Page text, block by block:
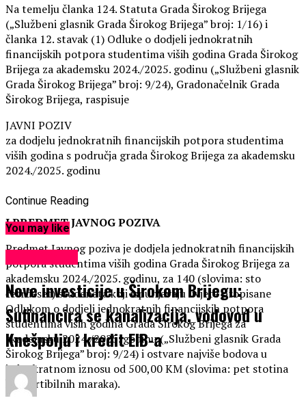
Na temelju članka 124. Statuta Grada Širokog Brijega
(„Službeni glasnik Grada Širokog Brijega” broj: 1/16) i
članka 12. stavak (1) Odluke o dodjeli jednokratnih
financijskih potpora studentima viših godina Grada Širokog
Brijega za akademsku 2024./2025. godinu („Službeni glasnik
Grada Širokog Brijega” broj: 9/24), Gradonačelnik Grada
Širokog Brijega, raspisuje
JAVNI POZIV
za dodjelu jednokratnih financijskih potpora studentima
viših godina s područja grada Širokog Brijega za akademsku
2024./2025. godinu
I PREDMET JAVNOG POZIVA
Predmet Javnog poziva je dodjela jednokratnih financijskih
potpora studentima viših godina Grada Širokog Brijega za
akademsku 2024./2025. godinu, za 140 (slovima: sto
četrdeset) studenata koji ispunjavaju uvjete propisane
Odlukom o dodjeli jednokratnih financijskih potpora
studentima viših godina Grada Širokog Brijega za
akademsku 2024./2025. godinu („Službeni glasnik Grada
Širokog Brijega” broj: 9/24) i ostvare najviše bodova u
jednokratnom iznosu od 500,00 KM (slovima: pet stotina
konvertibilnih maraka).
Continue Reading
You may like
Nove investicije u Širokom Brijegu:
Sufinancira se kanalizacija, vodovod u
Knešpolju i kredit EIB-a